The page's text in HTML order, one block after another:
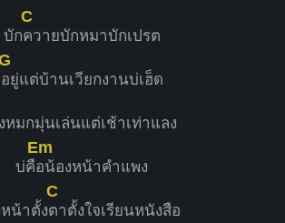
บัก
C
ควายบักหมาบักเปรต
อยู่แต่บ้านเวียกงานบ่เฮ็ด
หมกมุ่นเล่นแต่เช้าเท่าแลง
บ่คื
Em
อน้องหน้าคำแพง
น้าตั้ง
C
ตาตั้งใจเรียนหนังสือ